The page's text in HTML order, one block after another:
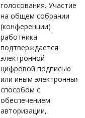
голосования. Участие
на общем собрании
(конференции)
работника
подтверждается
электронной
цифровой подписью
или иным электронным
способом с
обеспечением
авторизации,